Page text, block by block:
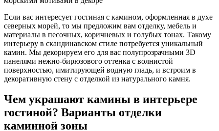
Если вас интересует гостиная с камином, оформленная в духе
северных морей, то мы предложим вам отделку, мебель и
материалы в песочных, коричневых и голубых тонах. Такому
интерьеру в скандинавском стиле потребуется уникальный
камин. Мы декорируем его для вас полупрозрачными 3D
панелями нежно-бирюзового оттенка с волнистой
поверхностью, имитирующей водную гладь, и встроим в
декоративную стену с отделкой из натурального камня.
Чем украшают камины в интерьере
гостиной? Варианты отделки
каминной зоны